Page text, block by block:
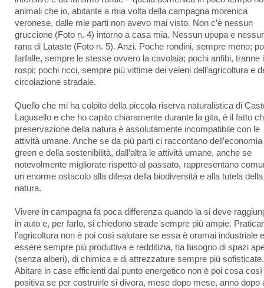
animali che io, abitante a mia volta della campagna morenica
veronese, dalle mie parti non avevo mai visto. Non c’è nessun
gruccione (Foto n. 4) intorno a casa mia. Nessun upupa e
rana di Lataste (Foto n. 5). Anzi. Poche rondini, sempre meno;
farfalle, sempre le stesse ovvero la cavolaia; pochi anfibi, tranne
rospi; pochi ricci, sempre più vittime dei veleni dell’agricoltura e
circolazione stradale.
Quello che mi ha colpito della piccola riserva naturalistica di
Lagusello e che ho capito chiaramente durante la gita, è il fatto
preservazione della natura è assolutamente incompatibile con le
attività umane. Anche se da più parti ci raccontano dell’economia
green e della sostenibilità, dall’altra le attività umane, anche se
notevolmente migliorate rispetto al passato, rappresentano
un enorme ostacolo alla difesa della biodiversità e alla tutela della
natura.
Vivere in campagna fa poca differenza quando la si deve
in auto e, per farlo, si chiedono strade sempre più ampie.
l’agricoltura non è poi così salutare se essa è oramai industriale
essere sempre più produttiva e redditizia, ha bisogno di spazi
(senza alberi), di chimica e di attrezzature sempre più sofisticate.
Abitare in case efficienti dal punto energetico non è poi cosa così
positiva se per costruirle si divora, mese dopo mese, anno dopo